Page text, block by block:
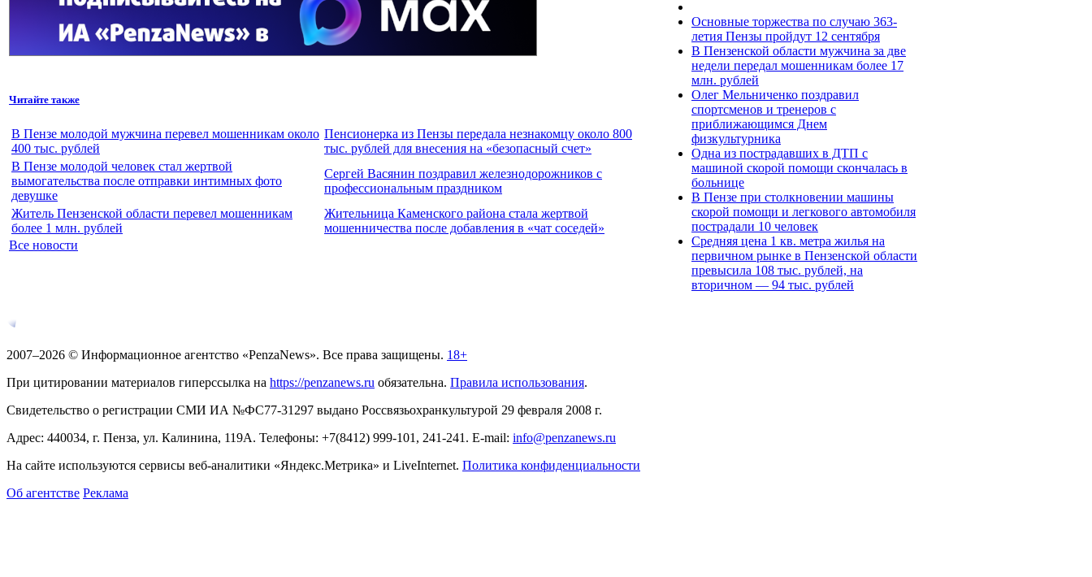
Читайте также
В Пензе молодой мужчина перевел мошенникам около
400 тыс. рублей
Пенсионерка из Пензы передала незнакомцу около 800
тыс. рублей для внесения на «безопасный счет»
В Пензе молодой человек стал жертвой
вымогательства после отправки интимных фото
девушке
Сергей Васянин поздравил железнодорожников с
профессиональным праздником
Житель Пензенской области перевел мошенникам
более 1 млн. рублей
Жительница Каменского района стала жертвой
мошенничества после добавления в «чат соседей»
Все новости
Основные торжества по случаю 363-
летия Пензы пройдут 12 сентября
В Пензенской области мужчина за две
недели передал мошенникам более 17
млн. рублей
Олег Мельниченко поздравил
спортсменов и тренеров с
приближающимся Днем
физкультурника
Одна из пострадавших в ДТП с
машиной скорой помощи скончалась в
больнице
В Пензе при столкновении машины
скорой помощи и легкового автомобиля
пострадали 10 человек
Средняя цена 1 кв. метра жилья на
первичном рынке в Пензенской области
превысила 108 тыс. рублей, на
вторичном — 94 тыс. рублей
2007–2026 © Информационное агентство «PenzaNews». Все права защищены. 18+
При цитировании материалов гиперссылка на https://penzanews.ru обязательна. Правила использования.
Свидетельство о регистрации СМИ ИА №ФС77-31297 выдано Россвязьохранкультурой 29 февраля 2008 г.
Адрес: 440034, г. Пенза, ул. Калинина, 119А. Телефоны: +7(8412) 999-101, 241-241 . E-mail: info@penzanews.ru
На сайте используются сервисы веб-аналитики «Яндекс.Метрика» и LiveInternet. Политика конфиденциальности
Об агентстве Реклама